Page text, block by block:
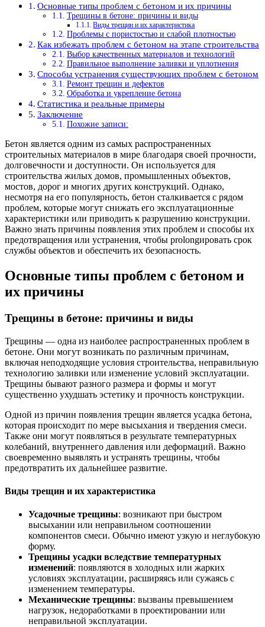
Основные типы проблем с бетоном и их причины
Трещины в бетоне: причины и виды
Виды трещин и их характеристика
Проблемы с пористостью и слабой плотностью
Как избежать проблем с бетоном на этапе строительства
Выбор качественных материалов и технологий
Правильное выполнение заливки и уплотнения
Способы устранения существующих проблем с бетоном
Ремонт трещин и дефектов
Обработка и укрепление бетона
Статистика и реальные примеры
Заключение
Похожие записи:
Бетон является одним из самых распространенных
строительных материалов в мире благодаря своей прочности,
долговечности и доступности. Он используется для
строительства жилых домов, промышленных объектов,
мостов, дорог и многих других конструкций. Однако,
несмотря на его популярность, бетон сталкивается с рядом
проблем, которые могут снижать его эксплуатационные
характеристики или приводить к разрушению конструкции.
Важно знать причины появления этих проблем и способы их
предотвращения или устранения, чтобы prolongировать срок
службы объектов и обеспечить их безопасность.
Основные типы проблем с бетоном и
их причины
Трещины в бетоне: причины и виды
Трещины — одна из наиболее распространенных проблем в
бетоне. Они могут возникать по различным причинам,
включая неподходящие условия строительства, неправильную
технологию заливки или изменение условий эксплуатации.
Трещины бывают разного размера и формы и могут
существенно ухудшать эстетику и прочность конструкции.
Одной из причин появления трещин является усадка бетона,
которая происходит по мере высыхания и твердения смеси.
Также они могут появляться в результате температурных
колебаний, внутреннего давления или деформаций. Важно
своевременно выявлять и устранять трещины, чтобы
предотвратить их дальнейшее развитие.
Виды трещин и их характеристика
Усадочные трещины: возникают при быстром
высыхании или неправильном соотношении
компонентов смеси. Обычно имеют узкую и неглубокую
форму.
Трещины усадки вследствие температурных
изменений: появляются в холодных или жарких
условиях эксплуатации, расширяясь или сужаясь с
изменением температуры.
Механические трещины: вызваны превышением
нагрузок, недоработками в проектировании или
неправильной эксплуатации.